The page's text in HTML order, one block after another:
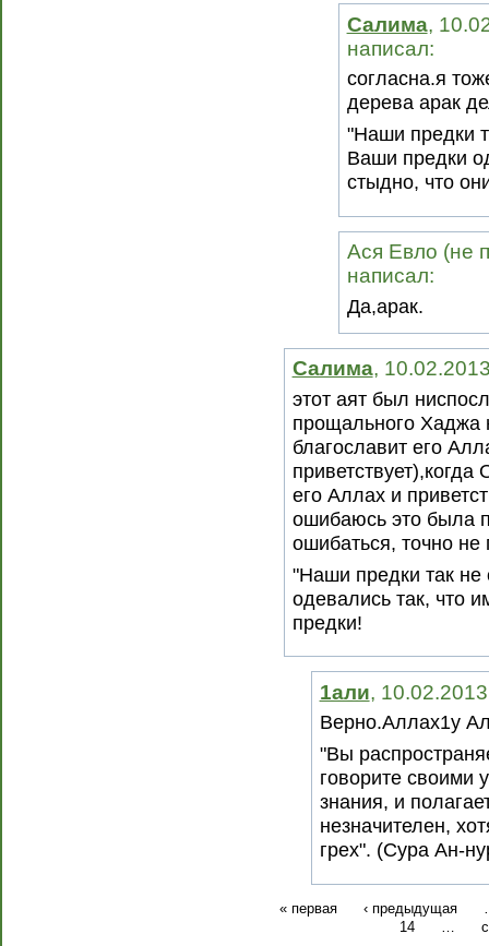
Салима,
написал:
согласна.я
дерева арак
"Наши предки
Ваши предки
стыдно, что
Ася Евло (не
написал:
Да,арак.
Салима,
этот аят был
прощального Хаджа
благославит его
его Аллах и
ошибаюсь это была
ошибаться, точно
"Наши предки так
одевались так, что
предки!
1али,
Верно.Аллах1у
"Вы
говорите своими
знания, и
незначителен,
грех". (Сура Ан-
« первая ‹ предыдущая
14